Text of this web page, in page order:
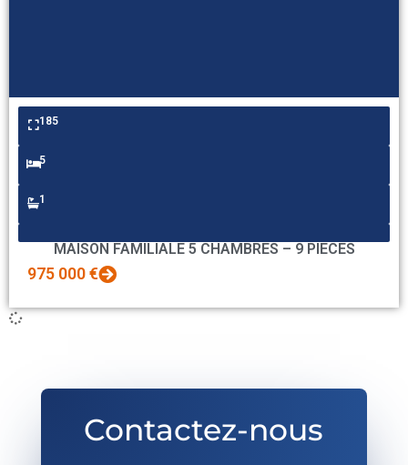
185
5
1
MAISON FAMILIALE 5 CHAMBRES – 9 PIECES
975 000 €
Contactez-nous